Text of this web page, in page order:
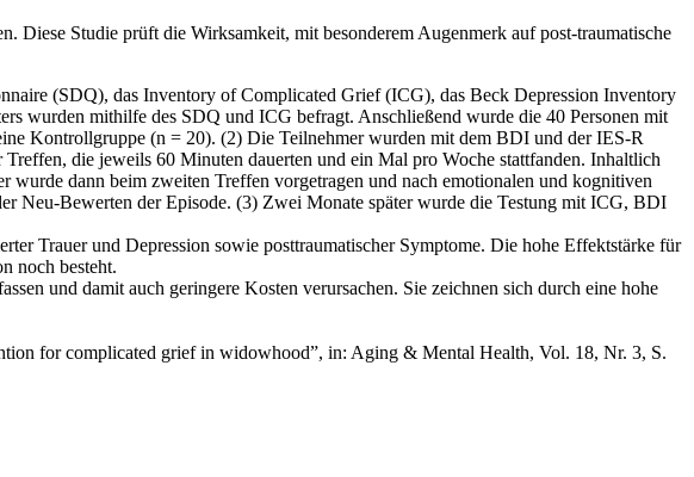
Diese Studie prüft die Wirksamkeit, mit besonderem Augenmerk auf post-traumatische
(SDQ), das Inventory of Complicated Grief (ICG), das Beck Depression Inventory
wurden mithilfe des SDQ und ICG befragt. Anschließend wurde die 40 Personen mit
Kontrollgruppe (n = 20). (2) Die Teilnehmer wurden mit dem BDI und der IES-R
die jeweils 60 Minuten dauerten und ein Mal pro Woche stattfanden. Inhaltlich
wurde dann beim zweiten Treffen vorgetragen und nach emotionalen und kognitiven
Neu-Bewerten der Episode. (3) Zwei Monate später wurde die Testung mit ICG, BDI
Trauer und Depression sowie posttraumatischer Symptome. Die hohe Effektstärke für
noch besteht.
und damit auch geringere Kosten verursachen. Sie zeichnen sich durch eine hohe
for complicated grief in widowhood”, in: Aging & Mental Health, Vol. 18, Nr. 3, S.